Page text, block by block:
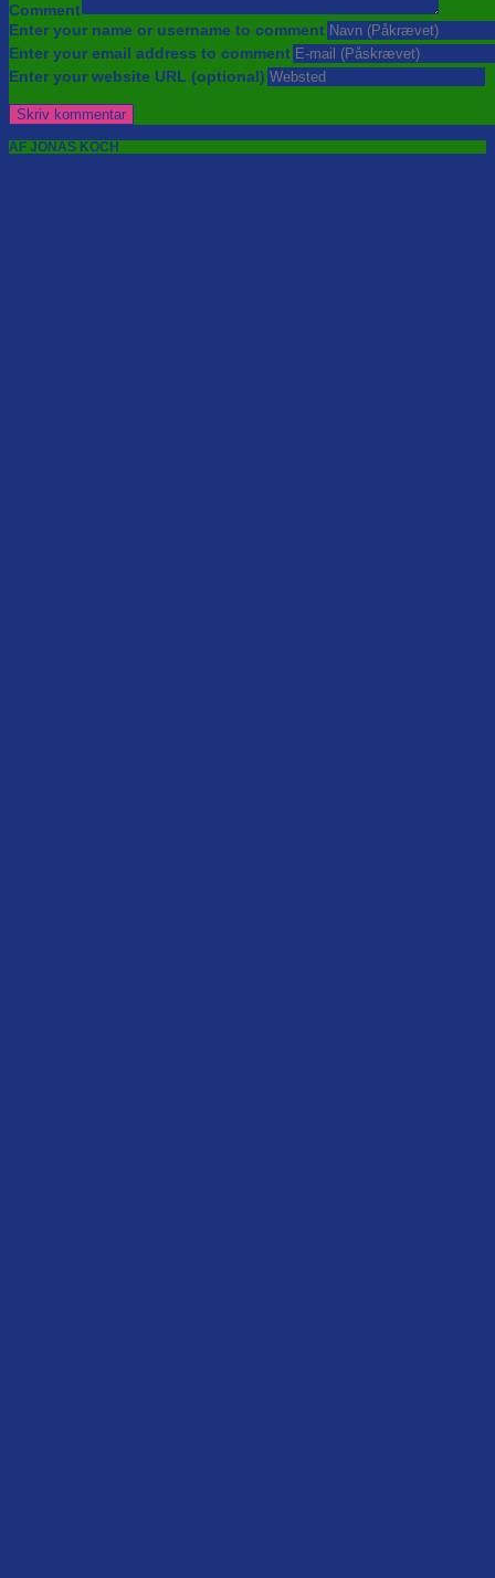
Comment
Enter your name or username to comment
Enter your email address to comment
Enter your website URL (optional)
AF JONAS KOCH